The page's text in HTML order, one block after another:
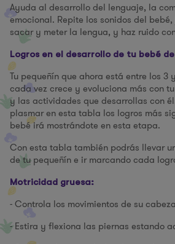
Ayuda al desarrollo del lenguaje, la
emocional. Repite los sonidos del
sacar y meter la lengua, y haz ruido
Logros en el desarrollo de tu bebé
Tu pequeñín que ahora está entre los 3
cada vez crece y evoluciona más con
y las actividades que desarrollas con
plasmar en esta tabla los logros más
bebé irá mostrándote en esta etapa.
Con esta tabla también podrás llevar
de tu pequeñín e ir marcando cada
Motricidad gruesa:
- Controla los movimientos de su
- Estira y flexiona las piernas estando